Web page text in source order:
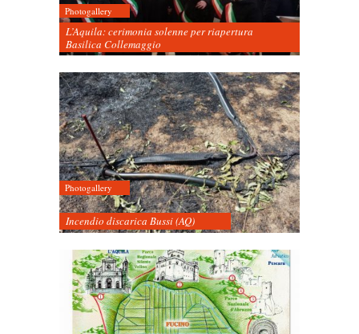
Photogallery
L’Aquila: cerimonia solenne per riapertura
Basilica Collemaggio
Photogallery
Incendio discarica Bussi (AQ)